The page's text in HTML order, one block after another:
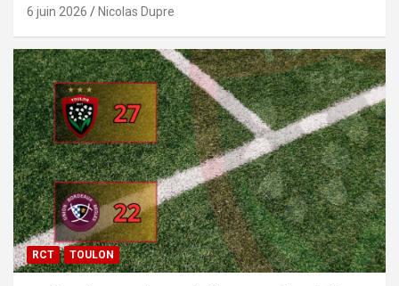
6 juin 2026 Nicolas Dupre
RCT TOULON